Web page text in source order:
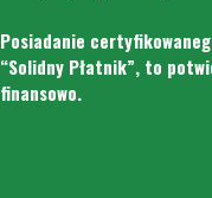
Posiadanie
“Solidny Płatnik”, to
finansowo.